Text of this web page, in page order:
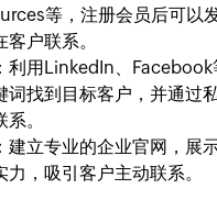
等，注册会员后可以
户联系。
利用LinkedIn、Facebook
词找到目标客户，并通过
。
：建立专业的企业官网，展
力，吸引客户主动联系。